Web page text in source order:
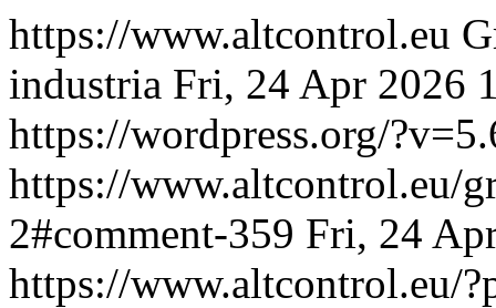
https://www.altcontrol.eu
industria Fri, 24 Apr 2026
https://wordpress.org/
https://www.altcontrol.eu/
2#comment-359 Fri, 24
https://www.altcontrol.eu/